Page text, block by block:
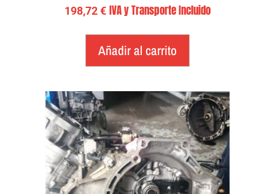
198,72€ IVA y Transporte Incluido
Añadir al carrito